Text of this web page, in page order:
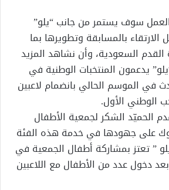
سوف يستمر من جانب “يلو”
بالمسابقة وتطويرها بما
السعودية، وأن نشاهد المزيد
يدعمون المنتخبات الوطنية في
في الموسم الحالي بانضمام لاعبين
الوطني الأول.
الحميّد الشكر لجمعية الأطفال
على جهودها في خدمة هذه الفئة
” تعتز بمشاركة أطفال الجمعية في
دخول عدد من الأطفال مع اللاعبين